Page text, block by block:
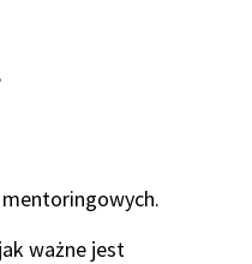
ważne jest